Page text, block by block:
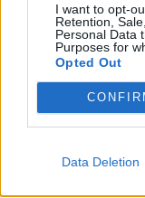
I want to opt-
Retention,
Personal Data
Purposes for
Opted Out
Data Deletion
Remember Me
Forgot Password